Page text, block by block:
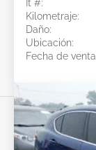
Ít #:
Kilometraje:
Daño:
Ubicación:
Fecha de